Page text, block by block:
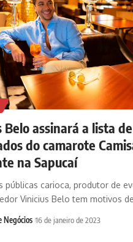
Belo assinará a lista de
do camarote
na Sapucaí
públicas carioca, produtor de
Vinicius Belo tem motivos
Negócios 16 de janeiro de 2023